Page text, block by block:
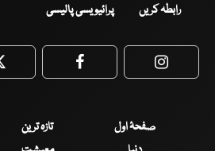
رابطہ کریں پرائیویسی پالیسی
Twitter Facebook
صفحۂ اول تازہ ترین